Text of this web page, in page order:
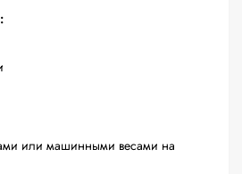
или машинными весами на